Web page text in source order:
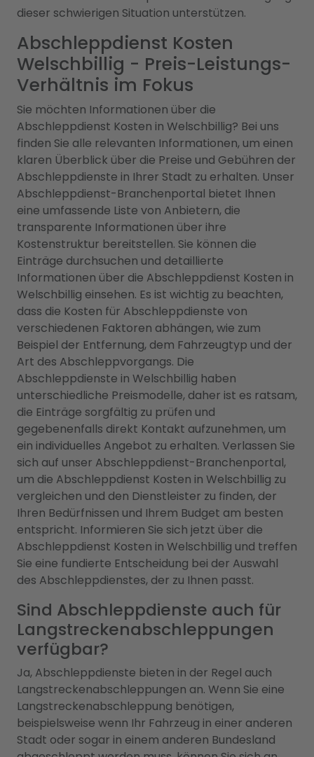
dieser schwierigen Situation unterstützen.
Abschleppdienst Kosten
Welschbillig - Preis-Leistungs-
Verhältnis im Fokus
Sie möchten Informationen über die
Abschleppdienst Kosten in Welschbillig? Bei uns
finden Sie alle relevanten Informationen, um einen
klaren Überblick über die Preise und Gebühren der
Abschleppdienste in Ihrer Stadt zu erhalten. Unser
Abschleppdienst-Branchenportal bietet Ihnen
eine umfassende Liste von Anbietern, die
transparente Informationen über ihre
Kostenstruktur bereitstellen. Sie können die
Einträge durchsuchen und detaillierte
Informationen über die Abschleppdienst Kosten in
Welschbillig einsehen. Es ist wichtig zu beachten,
dass die Kosten für Abschleppdienste von
verschiedenen Faktoren abhängen, wie zum
Beispiel der Entfernung, dem Fahrzeugtyp und der
Art des Abschleppvorgangs. Die
Abschleppdienste in Welschbillig haben
unterschiedliche Preismodelle, daher ist es ratsam,
die Einträge sorgfältig zu prüfen und
gegebenenfalls direkt Kontakt aufzunehmen, um
ein individuelles Angebot zu erhalten. Verlassen Sie
sich auf unser Abschleppdienst-Branchenportal,
um die Abschleppdienst Kosten in Welschbillig zu
vergleichen und den Dienstleister zu finden, der
Ihren Bedürfnissen und Ihrem Budget am besten
entspricht. Informieren Sie sich jetzt über die
Abschleppdienst Kosten in Welschbillig und treffen
Sie eine fundierte Entscheidung bei der Auswahl
des Abschleppdienstes, der zu Ihnen passt.
Sind Abschleppdienste auch für
Langstreckenabschleppungen
verfügbar?
Ja, Abschleppdienste bieten in der Regel auch
Langstreckenabschleppungen an. Wenn Sie eine
Langstreckenabschleppung benötigen,
beispielsweise wenn Ihr Fahrzeug in einer anderen
Stadt oder sogar in einem anderen Bundesland